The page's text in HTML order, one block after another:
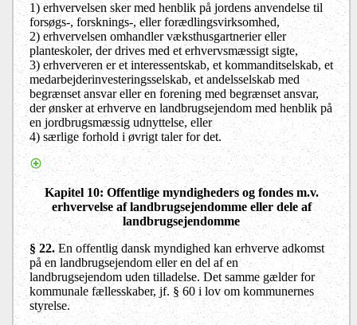
1) erhvervelsen sker med henblik på jordens anvendelse til
forsøgs-, forsknings-, eller forædlingsvirksomhed,
2) erhvervelsen omhandler væksthusgartnerier eller
planteskoler, der drives med et erhvervsmæssigt sigte,
3)erhververen er et interessentskab, et kommanditselskab, et
medarbejderinvesteringsselskab, et andelsselskab med
begrænset ansvar eller en forening med begrænset ansvar,
der ønsker at erhverve en landbrugsejendom med henblik på
en jordbrugsmæssig udnyttelse, eller
4) særlige forhold i øvrigt taler for det.
Kapitel 10: Offentlige myndigheders og fondes m.v.
erhvervelse af landbrugsejendomme eller dele af
landbrugsejendomme
§ 22. En offentlig dansk myndighed kan erhverve adkomst
på en landbrugsejendom eller en del af en
landbrugsejendom uden tilladelse. Det samme gælder for
kommunale fællesskaber, jf. § 60 i lov om kommunernes
styrelse.